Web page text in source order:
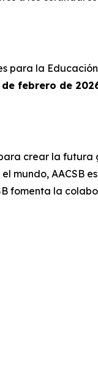
para la
de febrero de
crear la
mundo, AACSB
fomenta la